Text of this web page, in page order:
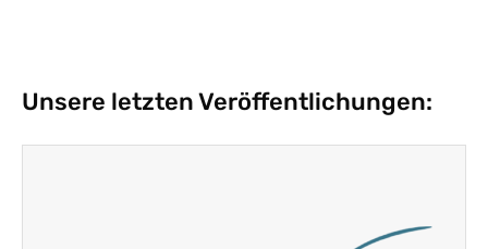
Unsere letzten Veröffentlichungen: